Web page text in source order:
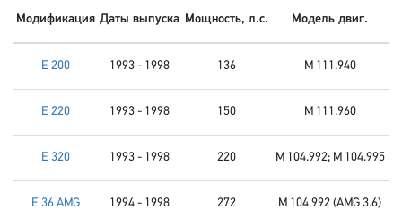
Модификация Даты выпуска Мощность, л.с. Модель двиг.
E 200 1993 - 1998 136 M 111.940
E 220 1993 - 1998 150 M 111.960
E 320 1993 - 1998 220 M 104.992; M 104.995
E 36 AMG 1994 - 1998 272 M 104.992 (AMG 3.6)